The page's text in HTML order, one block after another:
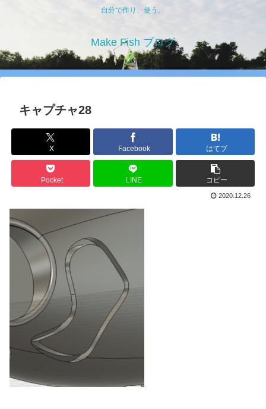
自分で作り、使う。
Make Fish ブログ
キャプチャ28
X Facebook はてブ
Pocket LINE コピー
2020.12.26